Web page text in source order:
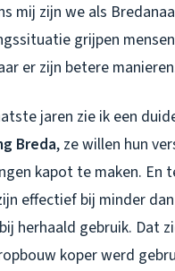
mij zijn we als
grijpen
er zijn betere
jaren zie ik een
Breda, ze willen hun
kapot te maken. En
effectief bij minder
herhaald gebruik. Dat
koper werd